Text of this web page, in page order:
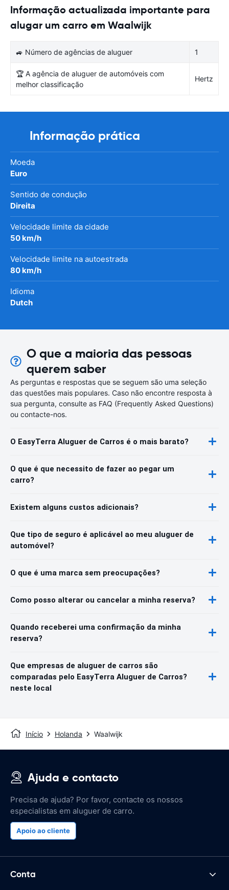
Informação actualizada importante para
alugar um carro em Waalwijk
🚙 Número de agências de aluguer 1
🏆 A agência de aluguer de automóveis com
melhor classificação
Hertz
Informação prática
Moeda
Euro
Sentido de condução
Direita
Velocidade limite da cidade
50 km/h
Velocidade limite na autoestrada
80 km/h
Idioma
Dutch
O que a maioria das pessoas
querem saber
As perguntas e respostas que se seguem são uma seleção
das questões mais populares. Caso não encontre resposta à
sua pergunta, consulte as FAQ (Frequently Asked Questions)
ou contacte-nos.
O EasyTerra Aluguer de Carros é o mais barato?
O que é que necessito de fazer ao pegar um
carro?
Existem alguns custos adicionais?
Que tipo de seguro é aplicável ao meu aluguer de
automóvel?
O que é uma marca sem preocupações?
Como posso alterar ou cancelar a minha reserva?
Quando receberei uma confirmação da minha
reserva?
Que empresas de aluguer de carros são
comparadas pelo EasyTerra Aluguer de Carros?
neste local
Início Holanda Waalwijk
Ajuda e contacto
Precisa de ajuda? Por favor, contacte os nossos
especialistas em aluguer de carro.
Apoio ao cliente
Conta